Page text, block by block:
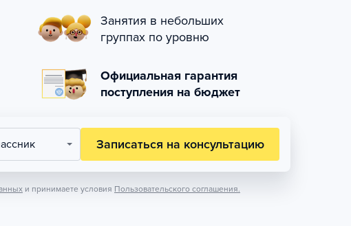
Занятия в небольших
группах по уровню
Официальная гарантия
поступления на бюджет
Записаться на консультацию
и принимаете условия Пользовательского соглашения.